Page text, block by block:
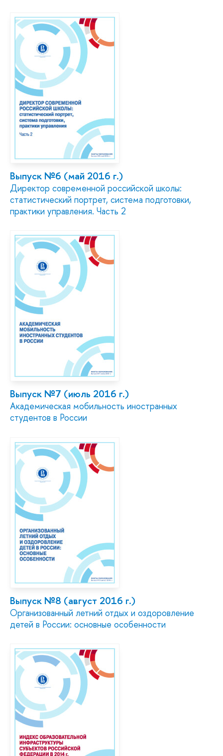
Выпуск №6 (май 2016 г.)
Директор современной российской школы:
статистический портрет, система подготовки,
практики управления. Часть 2
Выпуск №7 (июль 2016 г.)
Академическая мобильность иностранных
студентов в России
Выпуск №8 (август 2016 г.)
Организованный летний отдых и оздоровление
детей в России: основные особенности